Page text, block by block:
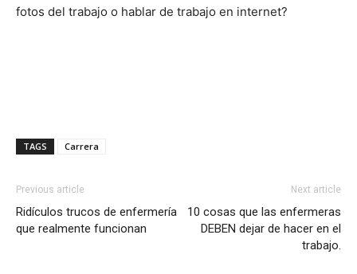
fotos del trabajo o hablar de trabajo en internet?
TAGS Carrera
Previous article
Ridículos trucos de enfermería
que realmente funcionan
Next article
10 cosas que las enfermeras
DEBEN dejar de hacer en el
trabajo.